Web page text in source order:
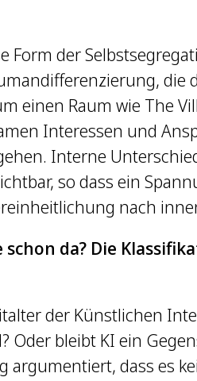
Form der
die
einen Raum wie The
Interessen und
Interne
so dass ein
nach
schon da? Die
der Künstlichen
Oder bleibt KI ein
argumentiert, dass es